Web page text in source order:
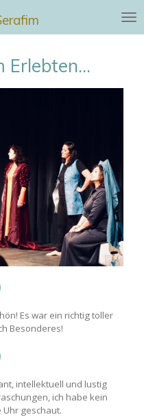
Erlebten...
Es war ein richtig toller
Besonderes!
intellektuell und lustig
ich habe kein
geschaut.